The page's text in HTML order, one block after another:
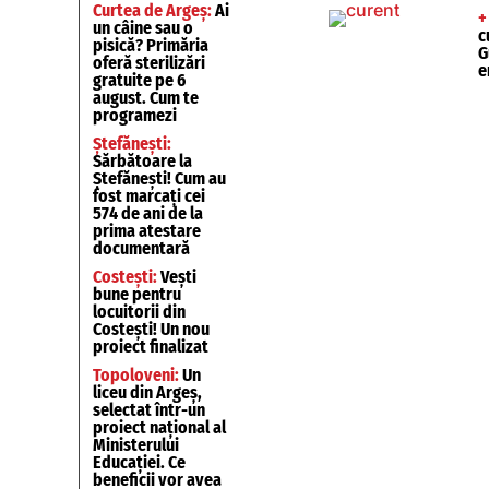
Curtea de Argeș:Ai
un câine sau o
pisică? Primăria
oferă sterilizări
gratuite pe 6
august. Cum te
programezi
Ștefănești:
Sărbătoare la
Ștefănești! Cum au
fost marcați cei
574 de ani de la
prima atestare
documentară
Costești:Vești
bune pentru
locuitorii din
Costești! Un nou
proiect finalizat
Topoloveni:Un
liceu din Argeș,
selectat într-un
proiect național al
Ministerului
Educației. Ce
beneficii vor avea
+